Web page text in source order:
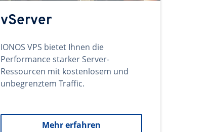
vServer
IONOS VPS bietet Ihnen die
Performance starker Server-
Ressourcen mit kostenlosem und
unbegrenztem Traffic.
Mehr erfahren